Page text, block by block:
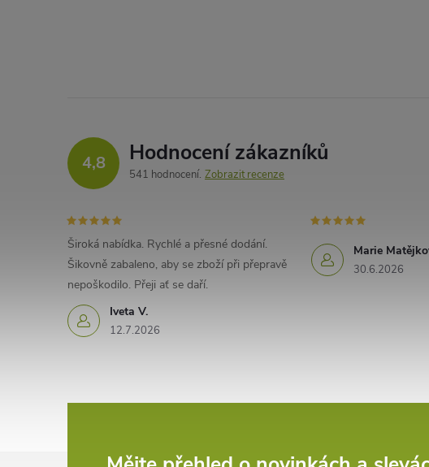
4,8 Hodnocení zákazníků
541 hodnocení Zobrazit recenze
Iveta V.
12.7.2026
Široká nabídka. Rychlé a přesné dodání.
Šikovně zabaleno, aby se zboží při přepravě
nepoškodilo. Přeji ať se daří.
Marie
30.6.2026